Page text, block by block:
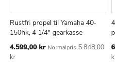
Læg i kurv
TILFØJ
ØNSKE
Rustfri propel til Yamaha 40-
150hk, 4 1/4" gearkasse
Tilbudspris
4.599,00 kr Normalpris 5.848,00
kr